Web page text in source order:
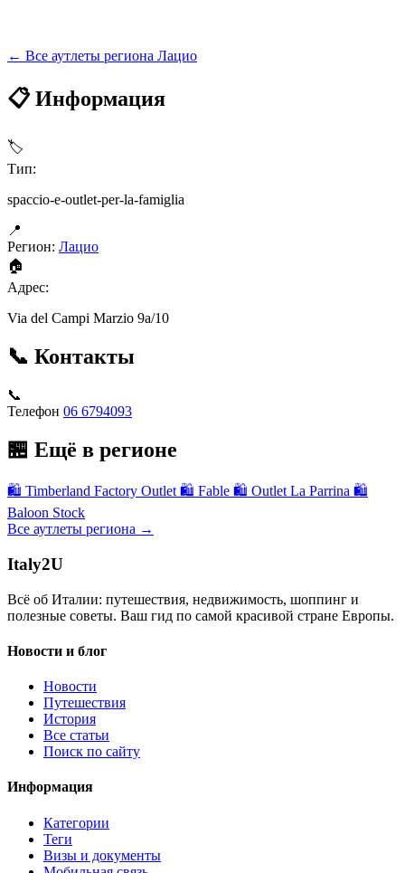
← Все аутлеты региона Лацио
📋 Информация
🏷
Тип:
spaccio-e-outlet-per-la-famiglia
📍
Регион: Лацио
🏠
Адрес:
Via del Campi Marzio 9a/10
📞 Контакты
📞
Телефон 06 6794093
🏪 Ещё в регионе
🛍 Timberland Factory Outlet 🛍 Fable 🛍 Outlet La Parrina 🛍
Baloon Stock
Все аутлеты региона →
Italy2U
Всё об Италии: путешествия, недвижимость, шоппинг и
полезные советы. Ваш гид по самой красивой стране Европы.
Новости и блог
Новости
Путешествия
История
Все статьи
Поиск по сайту
Информация
Категории
Теги
Визы и документы